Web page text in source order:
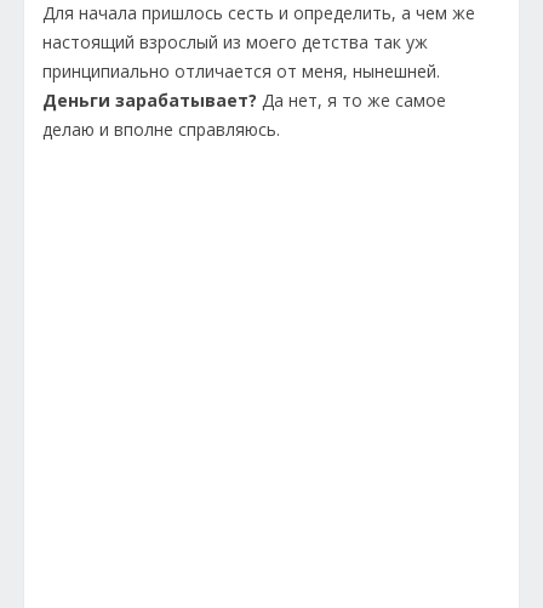
Для начала пришлось сесть и определить, а чем же
настоящий взрослый из моего детства так уж
принципиально отличается от меня, нынешней.
Деньги зарабатывает? Да нет, я то же самое
делаю и вполне справляюсь.